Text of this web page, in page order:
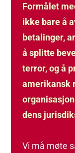
Formålet
ikke bare å
betalinger,
å splitte
terror, og å
amerikansk
dens
Vi må møte